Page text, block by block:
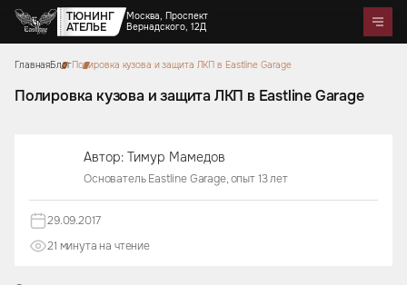
ТЮНИНГ
АТЕЛЬЕ
Москва, Проспект
Вернадского, 12Д
Telegram WhatsApp Max
Цены
Отзывы О нас
Перетяжка салона
Оклейка автомобилей Карбон
Звездное небо
Тюнинг руля Шумоизоляция
Ремонт автомобильных салонов
Автозвук Дизайн проект
ГлавнаяБлогПолировка кузова и защита ЛКП в Eastline Garage
Полировка кузова и защита ЛКП в Eastline Garage
Автор: Тимур Мамедов
Основатель Eastline Garage, опыт 13 лет
29.09.2017
21 минутa на чтение